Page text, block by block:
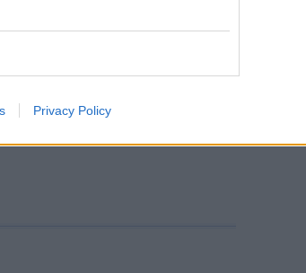
Privacy Policy
για την άμυνα.